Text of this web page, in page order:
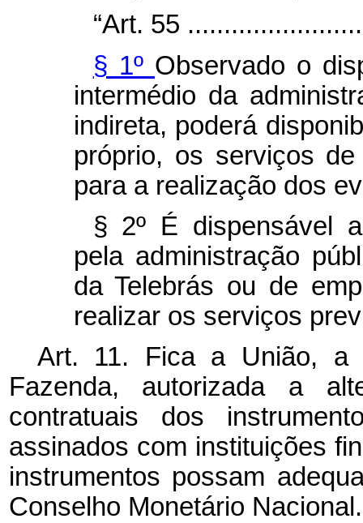
“Art. 55
§ 1º Observado o
intermédio da
indireta, poderá
próprio, os serviços
para a realização dos
§ 2º É dispensável
pela administração
da Telebrás ou de
realizar os serviços
Art. 11. Fica a União, a
Fazenda, autorizada a
contratuais dos
assinados com instituições
instrumentos possam
Conselho Monetário Nacional.